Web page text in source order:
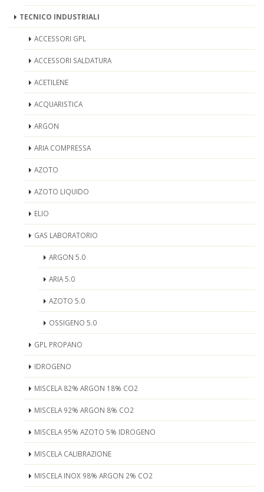
TECNICO INDUSTRIALI
ACCESSORI GPL
ACCESSORI SALDATURA
ACETILENE
ACQUARISTICA
ARGON
ARIA COMPRESSA
AZOTO
AZOTO LIQUIDO
ELIO
GAS LABORATORIO
ARGON 5.0
ARIA 5.0
AZOTO 5.0
OSSIGENO 5.0
GPL PROPANO
IDROGENO
MISCELA 82% ARGON 18% CO2
MISCELA 92% ARGON 8% CO2
MISCELA 95% AZOTO 5% IDROGENO
MISCELA CALIBRAZIONE
MISCELA INOX 98% ARGON 2% CO2